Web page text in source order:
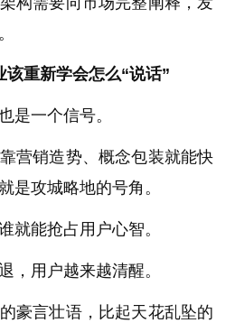
该重新学会怎么“说话”
是一个信号。
营销造势、概念包装就能快
是攻城略地的号角。
就能抢占用户心智。
，用户越来越清醒。
豪言壮语，比起天花乱坠的